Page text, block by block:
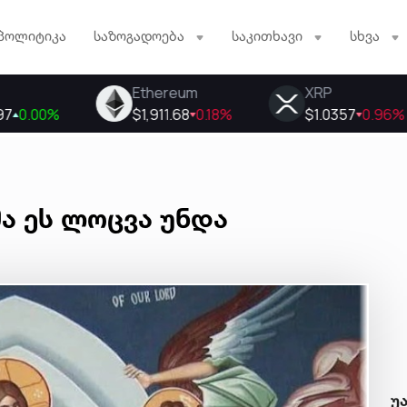
საზოგადოება საკითხავი სხვა
ეს ლოცვა უნდა